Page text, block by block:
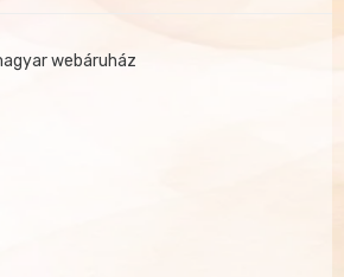
webáruház